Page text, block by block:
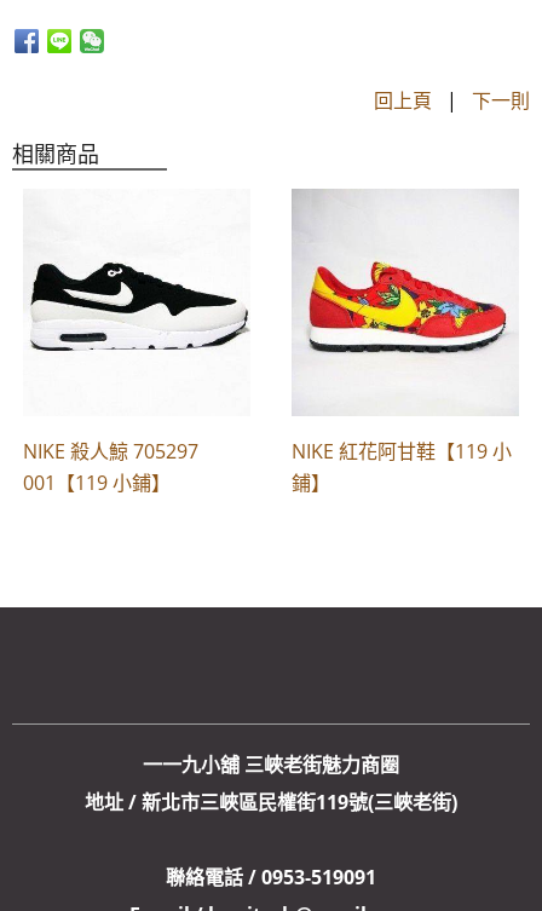
回上頁 | 下一則
相關商品
NIKE 殺人鯨 705297
001【119 小鋪】
NIKE 紅花阿甘鞋【119 小
鋪】
一一九小舖 三峽老街魅力商圈
地址 / 新北市三峽區民權街119號(三峽老街)
聯絡電話 / 0953-519091